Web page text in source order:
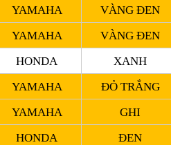
YAMAHA
VÀNG ĐEN
YAMAHA
VÀNG ĐEN
HONDA
XANH
YAMAHA
ĐỎ TRẮNG
YAMAHA
GHI
HONDA
ĐEN